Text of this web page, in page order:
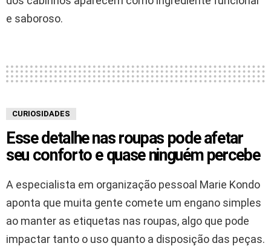
e saboroso.
CURIOSIDADES
Esse detalhe nas roupas pode afetar
seu conforto e quase ninguém percebe
A especialista em organização pessoal Marie Kondo
aponta que muita gente comete um engano simples
ao manter as etiquetas nas roupas, algo que pode
impactar tanto o uso quanto a disposição das peças.